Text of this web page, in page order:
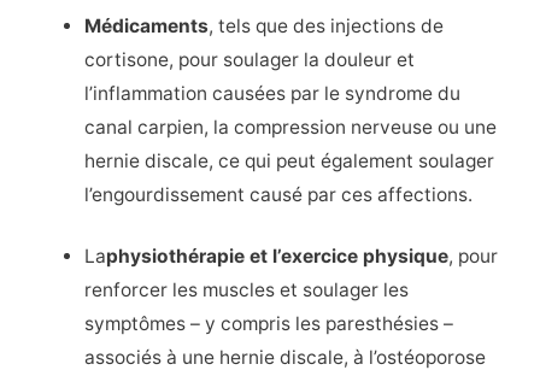
Médicaments, tels que des injections de
cortisone, pour soulager la douleur et
l’inflammation causées par le syndrome du
canal carpien, la compression nerveuse ou une
hernie discale, ce qui peut également soulager
l’engourdissement causé par ces affections.
Laphysiothérapie et l’exercice physique, pour
renforcer les muscles et soulager les
symptômes – y compris les paresthésies –
associés à une hernie discale, à l’ostéoporose